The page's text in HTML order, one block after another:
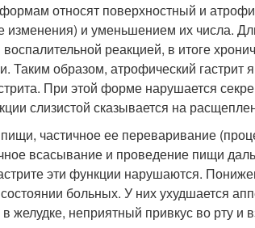
относят поверхностный и
изменения) и уменьшением их числа.
реакцией, в итоге
Таким образом, атрофический
При этой форме нарушается
слизистой сказывается на
частичное ее переваривание
всасывание и проведение пищи
эти функции нарушаются.
больных. У них ухудшается
в желудке, неприятный привкус во рту